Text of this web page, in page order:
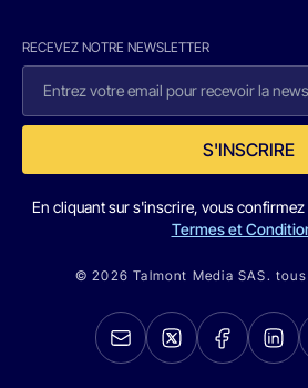
RECEVEZ NOTRE NEWSLETTER
S'INSCRIRE
En cliquant sur s'inscrire, vous
Termes et
© 2026 Talmont Media SAS.